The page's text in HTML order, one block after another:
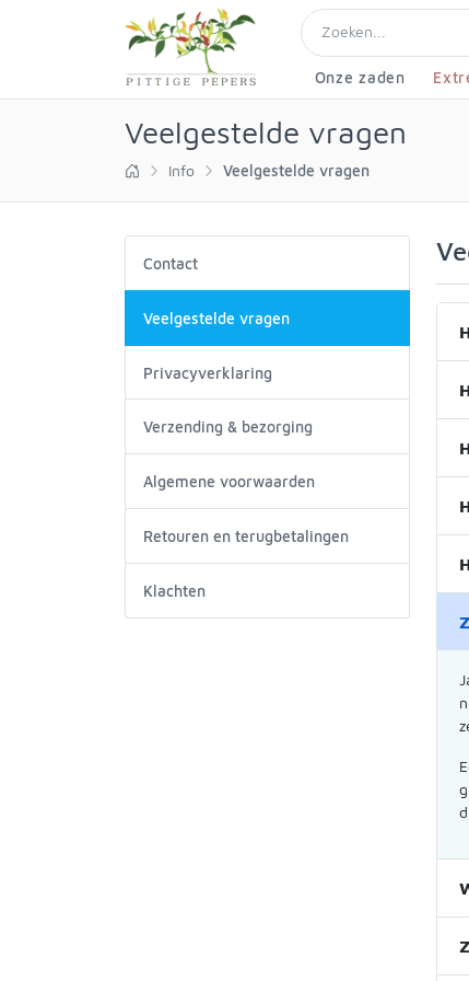
Onze zaden
Veelgestelde vragen
Info Veelgestelde vragen
Contact
Veelgestelde vragen
Privacyverklaring
Verzending & bezorging
Algemene voorwaarden
Retouren en terugbetalingen
Klachten